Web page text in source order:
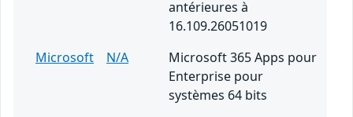
antérieures à
16.109.26051019
Microsoft
N/A
Microsoft 365 Apps pour
Enterprise pour
systèmes 64 bits